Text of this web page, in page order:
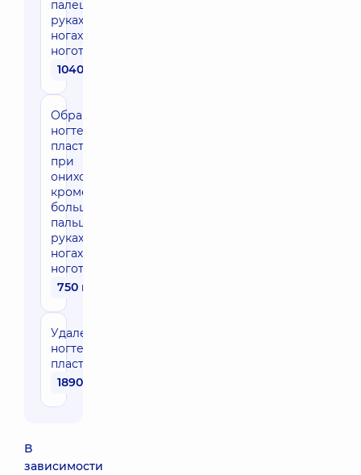
палец (на
руках и
ногах) за 1
ноготь
1040 грн
Обработка
ногтевой
пластины
при
онихомикозе,
кроме
большого
пальца (на
руках и
ногах) за 1
ноготь
750 грн
Удаление
ногтевой
пластины
1890 грн
В
зависимости